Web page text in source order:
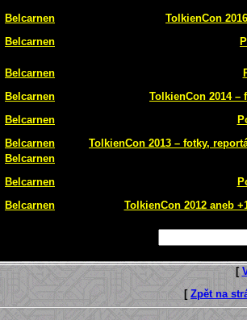
Belcarnen
TolkienCon
Belcarnen
Belcarnen
Belcarnen
TolkienCon 2014 –
Belcarnen
Belcarnen
TolkienCon 2013 – fotky,
Belcarnen
Belcarnen
Belcarnen TolkienCon 2012 aneb
[
[ Zpět na